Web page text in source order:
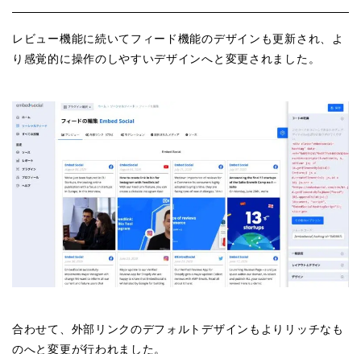
レビュー機能に続いてフィード機能のデザインも更新され、よ
り感覚的に操作のしやすいデザインへと変更されました。
合わせて、外部リンクのデフォルトデザインもよりリッチなも
のへと変更が行われました。